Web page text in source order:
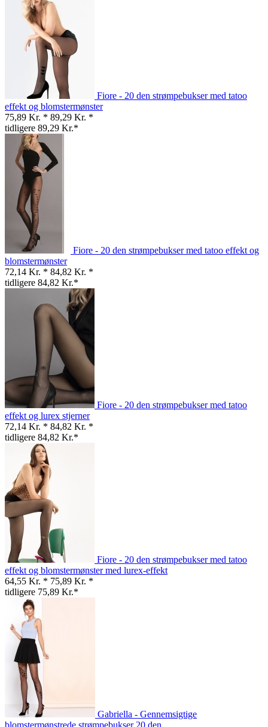
Fiore - 20 den strømpebukser med tatoo
effekt og blomstermønster
75,89 Kr. * 89,29 Kr. *
tidligere 89,29 Kr.*
Fiore - 20 den strømpebukser med tatoo effekt og
blomstermønster
72,14 Kr. * 84,82 Kr. *
tidligere 84,82 Kr.*
Fiore - 20 den strømpebukser med tatoo
effekt og lurex stjerner
72,14 Kr. * 84,82 Kr. *
tidligere 84,82 Kr.*
Fiore - 20 den strømpebukser med tatoo
effekt og blomstermønster med lurex-effekt
64,55 Kr. * 75,89 Kr. *
tidligere 75,89 Kr.*
Gabriella - Gennemsigtige
blomstermønstrede strømpebukser 20 den